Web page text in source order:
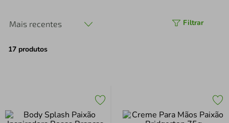
Mais recentes Filtrar
17 produtos
perfume
4º air fryer